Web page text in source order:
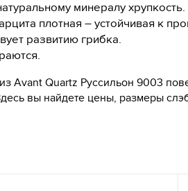
минералу хрупкость.
плотная – устойчивая к
развитию грибка.
Avant Quartz Руссильон 9003
вы найдете цены, размеры